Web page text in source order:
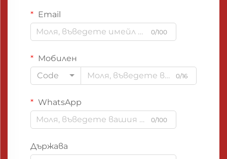
Email
0/100
Мобилен
Code
0/16
WhatsApp
0/100
Държава